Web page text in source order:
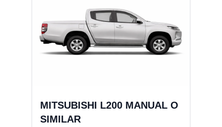
MITSUBISHI L200 MANUAL O
SIMILAR